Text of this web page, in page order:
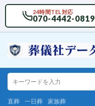
24時間TEL対応
070-4442-0819
直葬 一日葬 家族葬